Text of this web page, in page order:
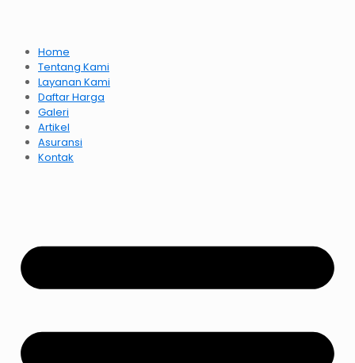
Home
Tentang Kami
Layanan Kami
Daftar Harga
Galeri
Artikel
Asuransi
Kontak